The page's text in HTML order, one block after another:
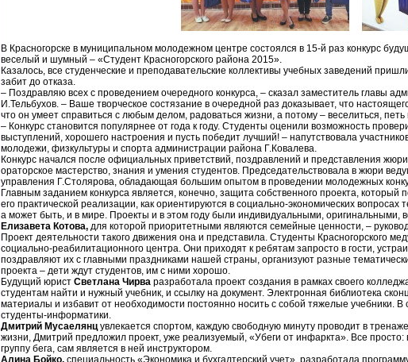
В Красногорске в муниципальном молодежном центре состоялся в 15-й раз конкурс
веселый и шумный – «Студент Красногорского района 2015».
Казалось, все студенческие и преподавательские коллективы учебных заведений
забит до отказа.
– Поздравляю всех с проведением очередного конкурса, – сказал заместитель главы
И.Тельбухов. – Ваше творческое состязание в очередной раз доказывает, что
что он умеет справиться с любым делом, радоваться жизни, а потому – веселиться, петь
– Конкурс становится популярнее от года к году. Студенты оценили возможность
выступлений, хорошего настроения и пусть победит лучший! – напутствовала
молодежи, физкультуры и спорта администрации района Г.Ковалева.
Конкурс начался после официальных приветствий, поздравлений и представления
ораторское мастерство, знания и умения студентов. Председательствовала в жюри
управления Г.Столярова, обладающая большим опытом в проведении молодежных
Главным заданием конкурса является, конечно, защита собственного проекта, который
его практической реализации, как ориентируются в социально-экономических
а может быть, и в мире. Проекты и в этом году были индивидуальными, оригинальными,
Елизавета Котова, для которой приоритетными являются семейные ценности, –
Проект деятельности такого движения она и представила. Студенты Красногорского
социально-реабилитационного центра. Они приходят к ребятам запросто в гости,
поздравляют их с главными праздниками нашей страны, организуют разные
проекта – дети ждут студентов, им с ними хорошо.
Будущий юрист Светлана Чирва разработала проект создания в рамках своего
студентам найти и нужный учебник, и ссылку на документ. Электронная библиотека
материалы и избавит от необходимости постоянно носить с собой тяжелые учебники. В
студенты-информатики.
Дмитрий Мусаелянцувлекается спортом, каждую свободную минуту проводит в
жизни, Дмитрий предложил проект, уже реализуемый, «Убеги от инфаркта». Все просто:
группу бега, сам является в ней инструктором.
Алина Бойко, специальность «Экономика и бухгалтерский учет», разработала